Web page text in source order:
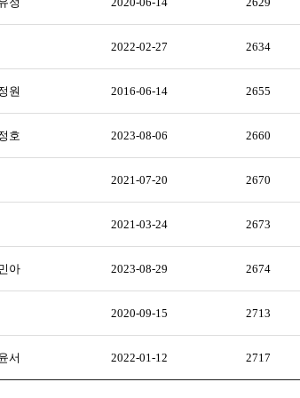
2022-02-27 2634
원 2016-06-14 2655
호 2023-08-06 2660
2021-07-20 2670
2021-03-24 2673
아 2023-08-29 2674
2020-09-15 2713
서 2022-01-12 2717